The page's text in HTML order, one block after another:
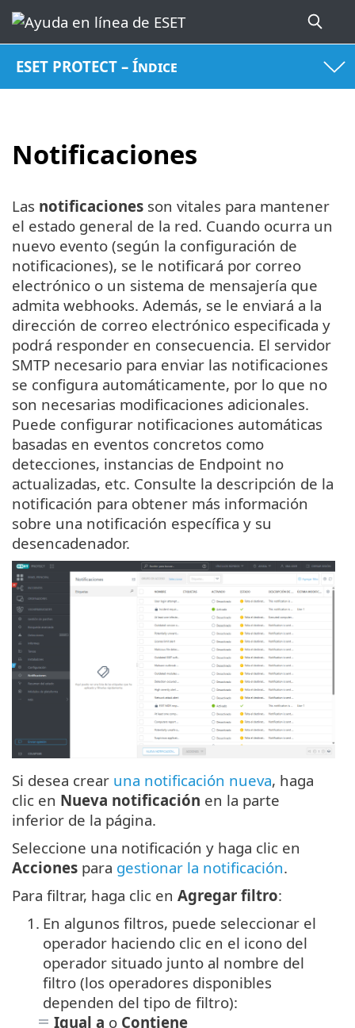
ESET PROTECT – Índice
Notificaciones
Las notificaciones son vitales para mantener
el estado general de la red. Cuando ocurra un
nuevo evento (según la configuración de
notificaciones), se le notificará por correo
electrónico o un sistema de mensajería que
admita webhooks. Además, se le enviará a la
dirección de correo electrónico especificada y
podrá responder en consecuencia. El servidor
SMTP necesario para enviar las notificaciones
se configura automáticamente, por lo que no
son necesarias modificaciones adicionales.
Puede configurar notificaciones automáticas
basadas en eventos concretos como
detecciones, instancias de Endpoint no
actualizadas, etc. Consulte la descripción de la
notificación para obtener más información
sobre una notificación específica y su
desencadenador.
Si desea crear una notificación nueva, haga
clic en Nueva notificación en la parte
inferior de la página.
Seleccione una notificación y haga clic en
Acciones para gestionar la notificación.
Para filtrar, haga clic en Agregar filtro:
1. En algunos filtros, puede seleccionar el
operador haciendo clic en el icono del
operador situado junto al nombre del
filtro (los operadores disponibles
dependen del tipo de filtro):
Igual a o Contiene